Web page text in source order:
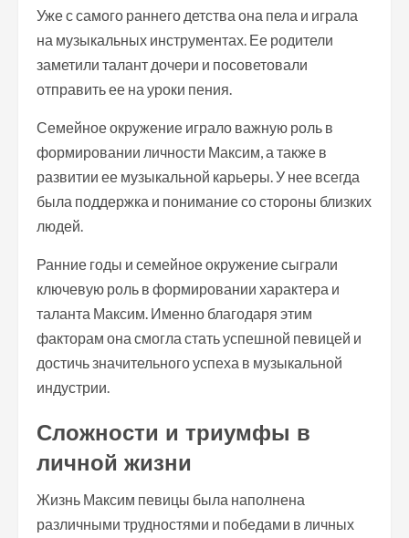
Уже с самого раннего детства она пела и играла
на музыкальных инструментах. Ее родители
заметили талант дочери и посоветовали
отправить ее на уроки пения.
Семейное окружение играло важную роль в
формировании личности Максим, а также в
развитии ее музыкальной карьеры. У нее всегда
была поддержка и понимание со стороны близких
людей.
Ранние годы и семейное окружение сыграли
ключевую роль в формировании характера и
таланта Максим. Именно благодаря этим
факторам она смогла стать успешной певицей и
достичь значительного успеха в музыкальной
индустрии.
Сложности и триумфы в
личной жизни
Жизнь Максим певицы была наполнена
различными трудностями и победами в личных